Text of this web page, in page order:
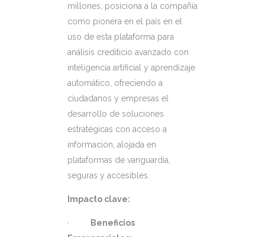
millones, posiciona a la compañía
como pionera en el país en el
uso de esta plataforma para
análisis crediticio avanzado con
inteligencia artificial y aprendizaje
automático, ofreciendo a
ciudadanos y empresas el
desarrollo de soluciones
estratégicas con acceso a
información, alojada en
plataformas de vanguardia,
seguras y accesibles.
Impacto clave:
·
Beneficios